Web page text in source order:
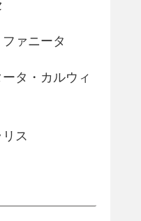
ァニータ
タ・カルウィ
ス